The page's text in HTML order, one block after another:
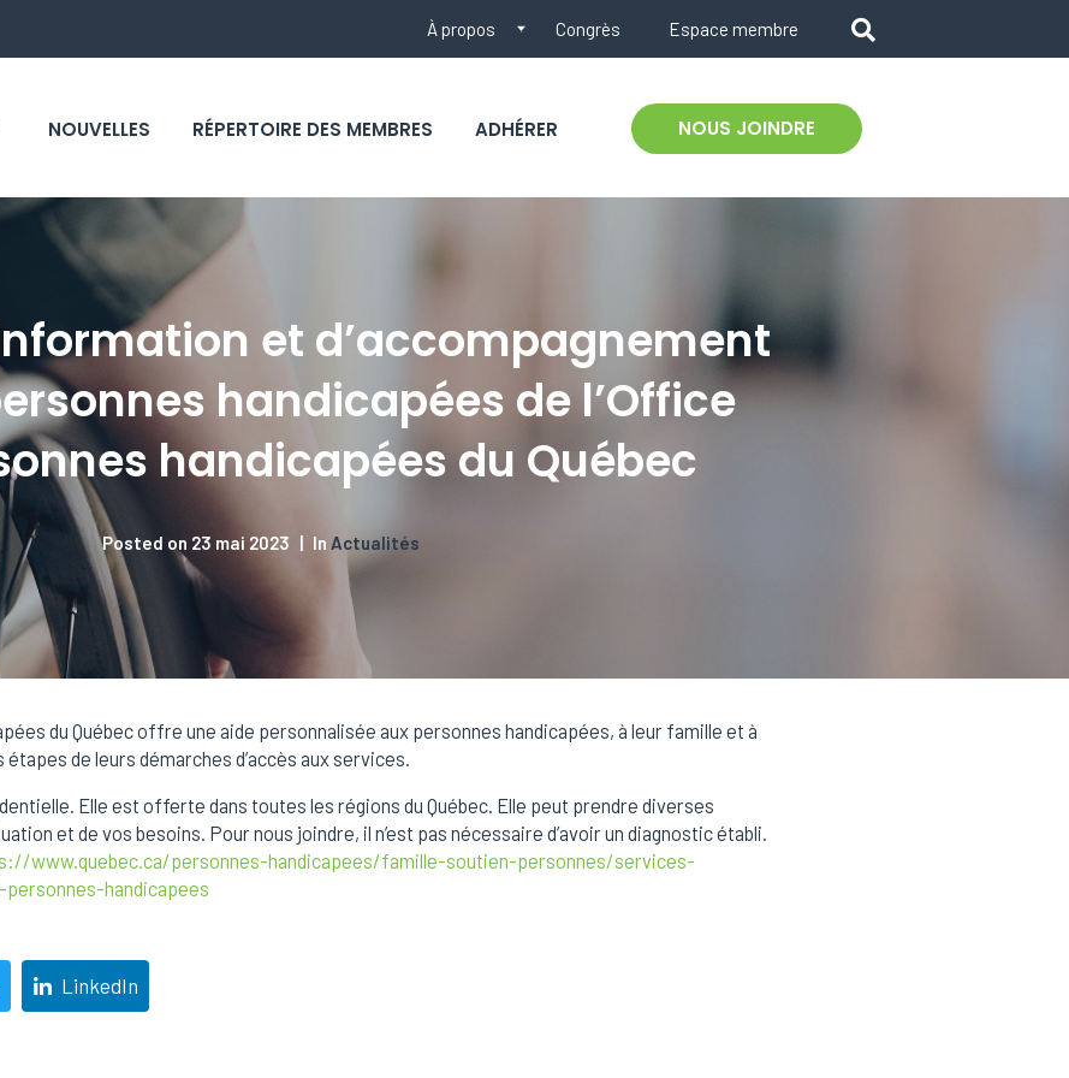
À propos Congrès Espace membre
NOUVELLES RÉPERTOIRE DES MEMBRES ADHÉRER NOUS JOINDRE
et d’accompagnement
handicapées de l’Office
handicapées du Québec
Posted on 23 mai 2023 In Actualités
du Québec offre une aide personnalisée aux personnes handicapées, à leur famille et à
de leurs démarches d’accès aux services.
Elle est offerte dans toutes les régions du Québec. Elle peut prendre diverses
et de vos besoins. Pour nous joindre, il n’est pas nécessaire d’avoir un diagnostic établi.
www.quebec.ca/personnes-handicapees/famille-soutien-personnes/services-
handicapees
LinkedIn